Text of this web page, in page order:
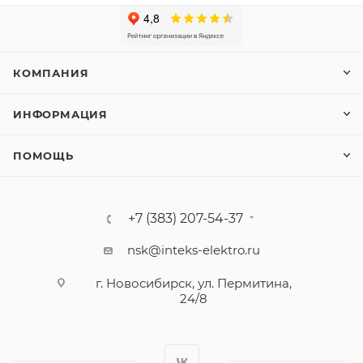
КОМПАНИЯ
ИНФОРМАЦИЯ
ПОМОЩЬ
+7 (383) 207-54-37
nsk@inteks-elektro.ru
г. Новосибирск, ул. Пермитина,
24/8